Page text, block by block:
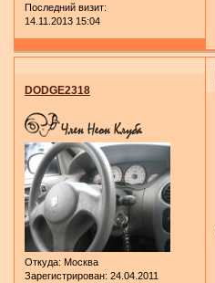
Последний визит:
14.11.2013 15:04
DODGE2318
Откуда: Москва
Зарегистрирован: 24.04.2011